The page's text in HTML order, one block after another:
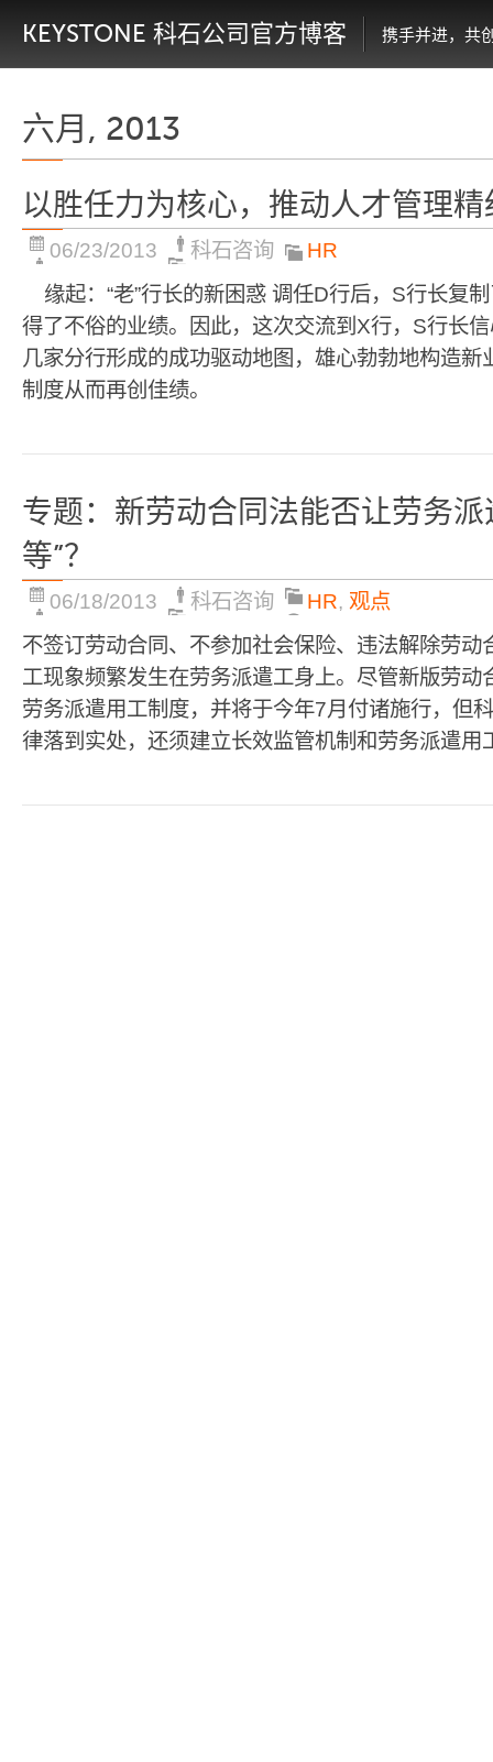
KEYSTONE 科石公司官方博客 携手并进，共
六月, 2013
以胜任力为核心，推动人才管理精
06/23/2013 科石咨询
HR
缘起：“老”行长的新困惑 调任D行后，S行长复
得了不俗的业绩。因此，这次交流到X行，S行长
几家分行形成的成功驱动地图，雄心勃勃地构造
制度从而再创佳绩。
专题：新劳动合同法能否让劳务派
等”？
06/18/2013 科石咨询 HR, 观点
不签订劳动合同、不参加社会保险、违法解除劳动
工现象频繁发生在劳务派遣工身上。尽管新版劳动
劳务派遣用工制度，并将于今年7月付诸施行，但
律落到实处，还须建立长效监管机制和劳务派遣用